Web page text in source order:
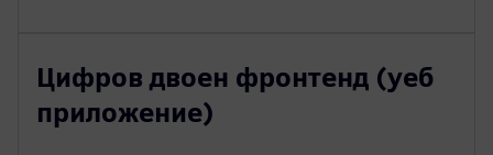
Цифров двоен фронтенд (уеб
приложение)